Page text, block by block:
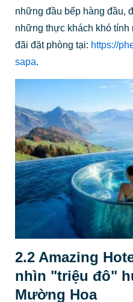
những đầu bếp hàng đầu,
những thực khách khó tính
đãi đặt phòng tại: https://
sapa.
2.2 Amazing
nhìn "triệu đô"
Mường Hoa